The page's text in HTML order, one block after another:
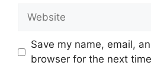
Save my name, email,
browser for the next